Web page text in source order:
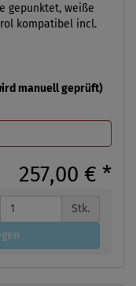
gepunktet, weiße
kompatibel incl.
manuell geprüft)
257,00 € *
Stk.